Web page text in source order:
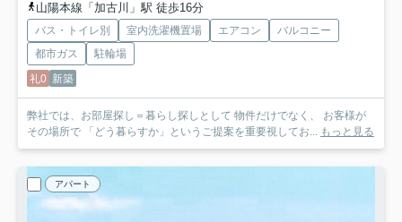
山陽本線「加古川」駅 徒歩16分
バス・トイレ別 室内洗濯機置場 エアコン
バルコニー
都市ガス
駐輪場
礼0 新築
弊社では、お部屋探し＝暮らし探しとして 物件だけでなく、 お客様が
その場所で 「どう暮らすか」というご提案を重要視してお... もっと見る
アパート